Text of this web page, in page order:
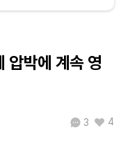
₩ 466.5
압박에 계속 영
3 4